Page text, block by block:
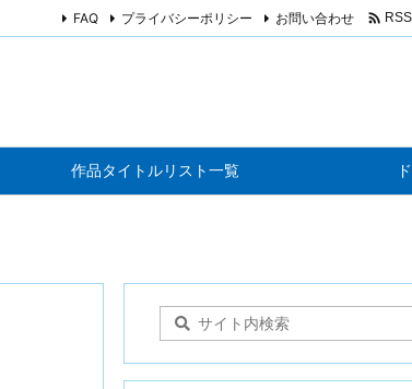
作品タイトルリスト一覧
FAQ プライバシーポリシー お問い合わせ  RSS